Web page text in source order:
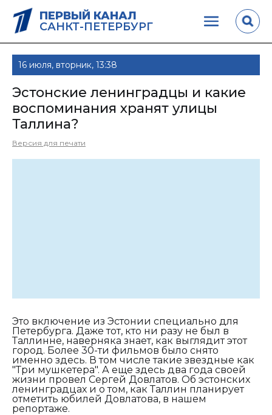
ПЕРВЫЙ КАНАЛ
САНКТ-ПЕТЕРБУРГ
16 июля, вторник, 13:38
Эстонские ленинградцы и какие
воспоминания хранят улицы
Таллина?
Версия для печати
Это включение из Эстонии специально для
Петербурга. Даже тот, кто ни разу не был в
Таллинне, наверняка знает, как выглядит этот
город. Более 30-ти фильмов было снято
именно здесь. В том числе такие звездные как
"Три мушкетера". А еще здесь два года своей
жизни провел Сергей Довлатов. Об эстонских
ленинградцах и о том, как Таллин планирует
отметить юбилей Довлатова, в нашем
репортаже.